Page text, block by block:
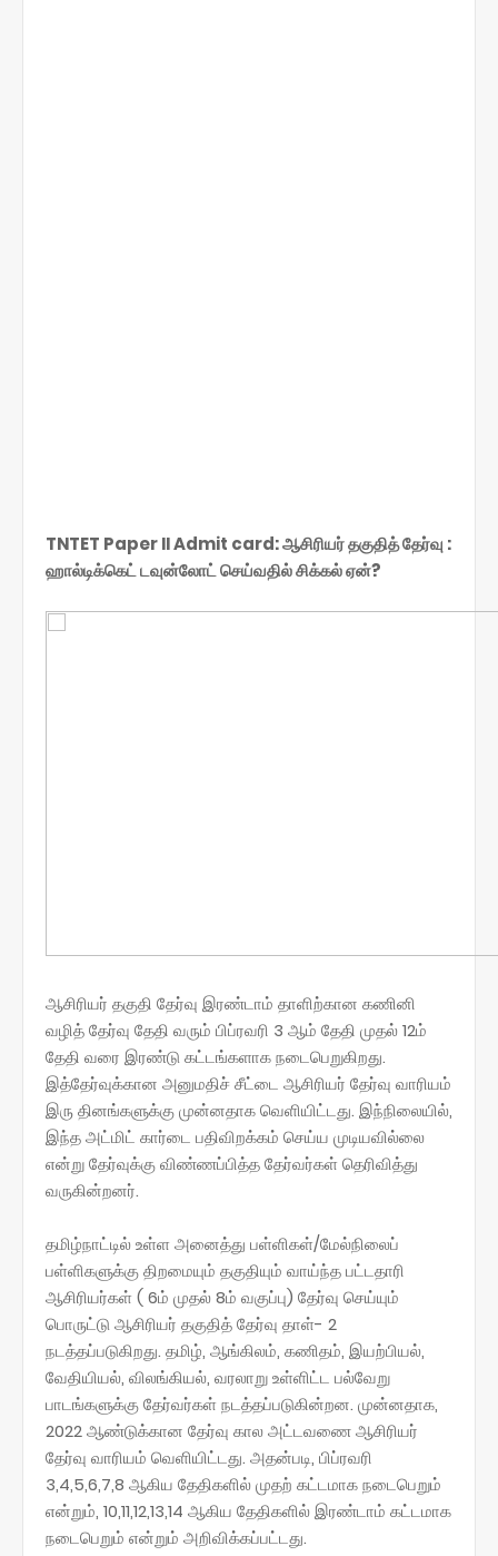
TNTET Paper II Admit card: ஆசிரியர் தகுதித் தேர்வு :
ஹால்டிக்கெட் டவுன்லோட் செய்வதில் சிக்கல் ஏன்?
ஆசிரியர் தகுதி தேர்வு இரண்டாம் தாளிற்கான கணினி
வழித் தேர்வு தேதி வரும் பிப்ரவரி 3 ஆம் தேதி முதல் 12ம்
தேதி வரை இரண்டு கட்டங்களாக நடைபெறுகிறது.
இத்தேர்வுக்கான அனுமதிச் சீட்டை ஆசிரியர் தேர்வு வாரியம்
இரு தினங்களுக்கு முன்னதாக வெளியிட்டது. இந்நிலையில்,
இந்த அட்மிட் கார்டை பதிவிறக்கம் செய்ய முடியவில்லை
என்று தேர்வுக்கு விண்ணப்பித்த தேர்வர்கள் தெரிவித்து
வருகின்றனர்.
தமிழ்நாட்டில் உள்ள அனைத்து பள்ளிகள்/மேல்நிலைப்
பள்ளிகளுக்கு திறமையும் தகுதியும் வாய்ந்த பட்டதாரி
ஆசிரியர்கள் ( 6ம் முதல் 8ம் வகுப்பு) தேர்வு செய்யும்
பொருட்டு ஆசிரியர் தகுதித் தேர்வு தாள்- 2
நடத்தப்படுகிறது. தமிழ், ஆங்கிலம், கணிதம், இயற்பியல்,
வேதியியல், விலங்கியல், வரலாறு உள்ளிட்ட பல்வேறு
பாடங்களுக்கு தேர்வர்கள் நடத்தப்படுகின்றன. முன்னதாக,
2022 ஆண்டுக்கான தேர்வு கால அட்டவணை ஆசிரியர்
தேர்வு வாரியம் வெளியிட்டது. அதன்படி, பிப்ரவரி
3,4,5,6,7,8 ஆகிய தேதிகளில் முதற் கட்டமாக நடைபெறும்
என்றும், 10,11,12,13,14 ஆகிய தேதிகளில் இரண்டாம் கட்டமாக
நடைபெறும் என்றும் அறிவிக்கப்பட்டது.